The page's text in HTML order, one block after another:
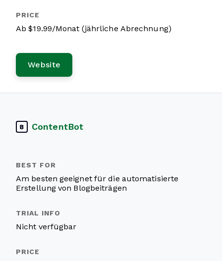
Ab $19.99/Monat (jährliche Abrechnung)
Website
8 ContentBot
Am besten geeignet für die automatisierte
Erstellung von Blogbeiträgen
Nicht verfügbar